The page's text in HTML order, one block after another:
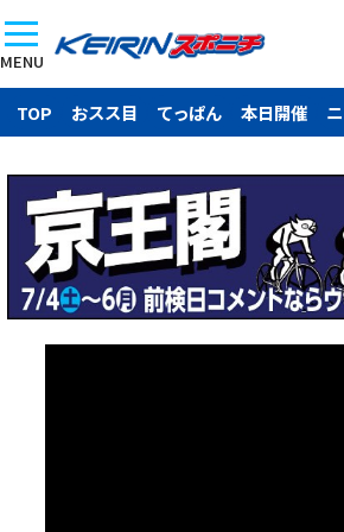
MENU
TOP おスス目 てっぱん 本日開催